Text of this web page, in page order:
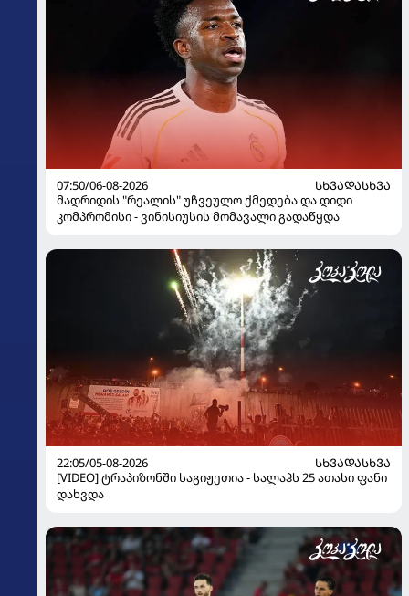
07:50/06-08-2026
ᲡᲮᲕᲐᲓᲐᲡᲮᲕᲐ
მადრიდის "რეალის" უჩვეულო ქმედება და დიდი
კომპრომისი - ვინისიუსის მომავალი გადაწყდა
22:05/05-08-2026
ᲡᲮᲕᲐᲓᲐᲡᲮᲕᲐ
[VIDEO] ტრაპიზონში საგიჟეთია - სალაჰს 25 ათასი ფანი
დახვდა